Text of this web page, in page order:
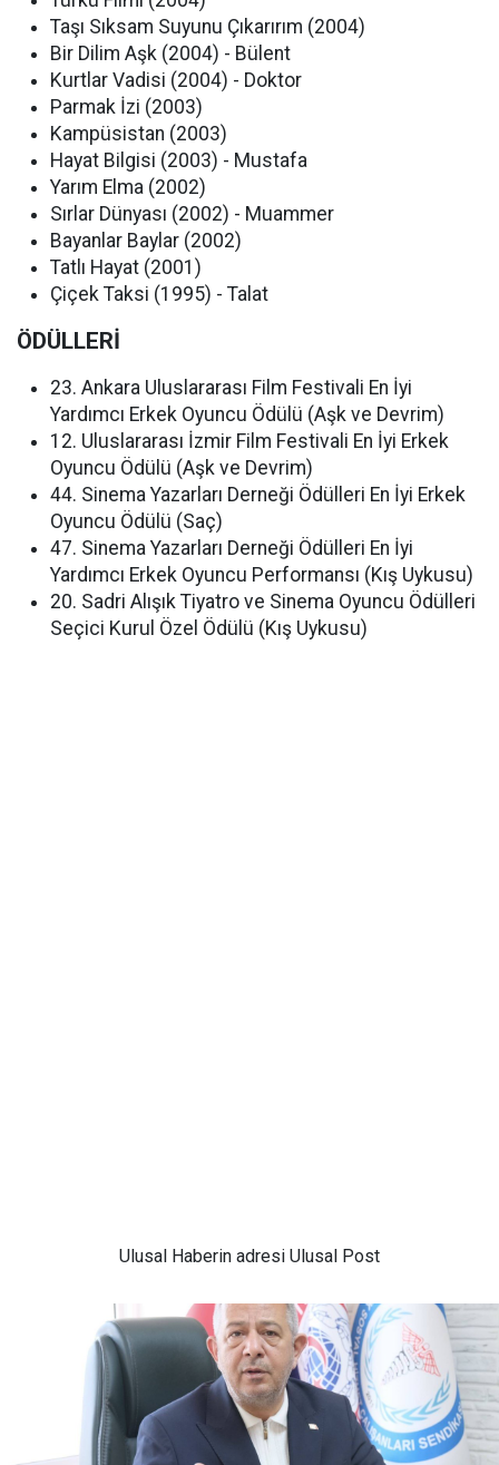
Taşı Sıksam Suyunu Çıkarırım (2004)
Bir Dilim Aşk (2004) - Bülent
Kurtlar Vadisi (2004) - Doktor
Parmak İzi (2003)
Kampüsistan (2003)
Hayat Bilgisi (2003) - Mustafa
Yarım Elma (2002)
Sırlar Dünyası (2002) - Muammer
Bayanlar Baylar (2002)
Tatlı Hayat (2001)
Çiçek Taksi (1995) - Talat
ÖDÜLLERİ
23. Ankara Uluslararası Film Festivali En İyi
Yardımcı Erkek Oyuncu Ödülü (Aşk ve Devrim)
12. Uluslararası İzmir Film Festivali En İyi Erkek
Oyuncu Ödülü (Aşk ve Devrim)
44. Sinema Yazarları Derneği Ödülleri En İyi Erkek
Oyuncu Ödülü (Saç)
47. Sinema Yazarları Derneği Ödülleri En İyi
Yardımcı Erkek Oyuncu Performansı (Kış Uykusu)
20. Sadri Alışık Tiyatro ve Sinema Oyuncu Ödülleri
Seçici Kurul Özel Ödülü (Kış Uykusu)
Ulusal Haberin adresi Ulusal Post